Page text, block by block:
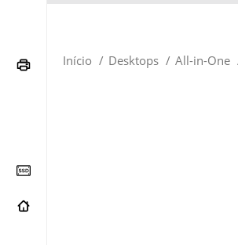
Início Desktops All-in-One